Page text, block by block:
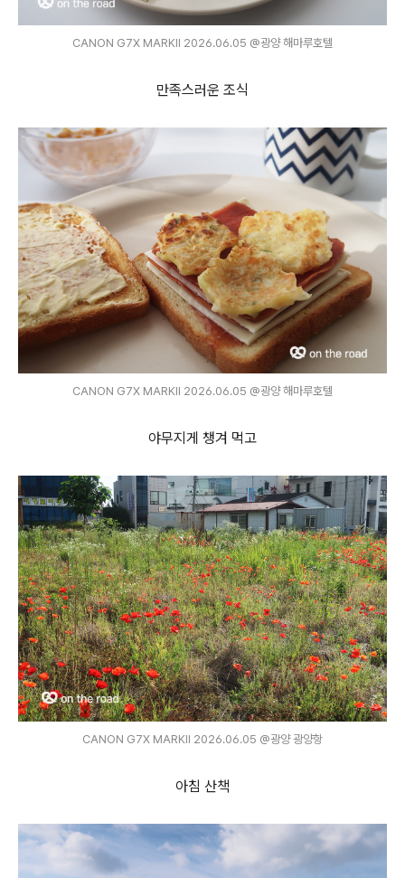
CANON G7X MARKⅡ 2026.06.05 @광양 해마루호텔
만족스러운 조식
CANON G7X MARKⅡ 2026.06.05 @광양 해마루호텔
야무지게 챙겨 먹고
CANON G7X MARKⅡ 2026.06.05 @광양 광양항
아침 산책